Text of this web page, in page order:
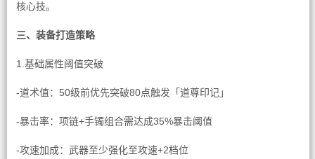
核心技。
三、装备打造策略
1.基础属性阈值突破
-道术值：50级前优先突破80点触发「道尊印记」
-暴击率：项链+手镯组合需达成35%暴击阈值
-攻速加成：武器至少强化至攻速+2档位